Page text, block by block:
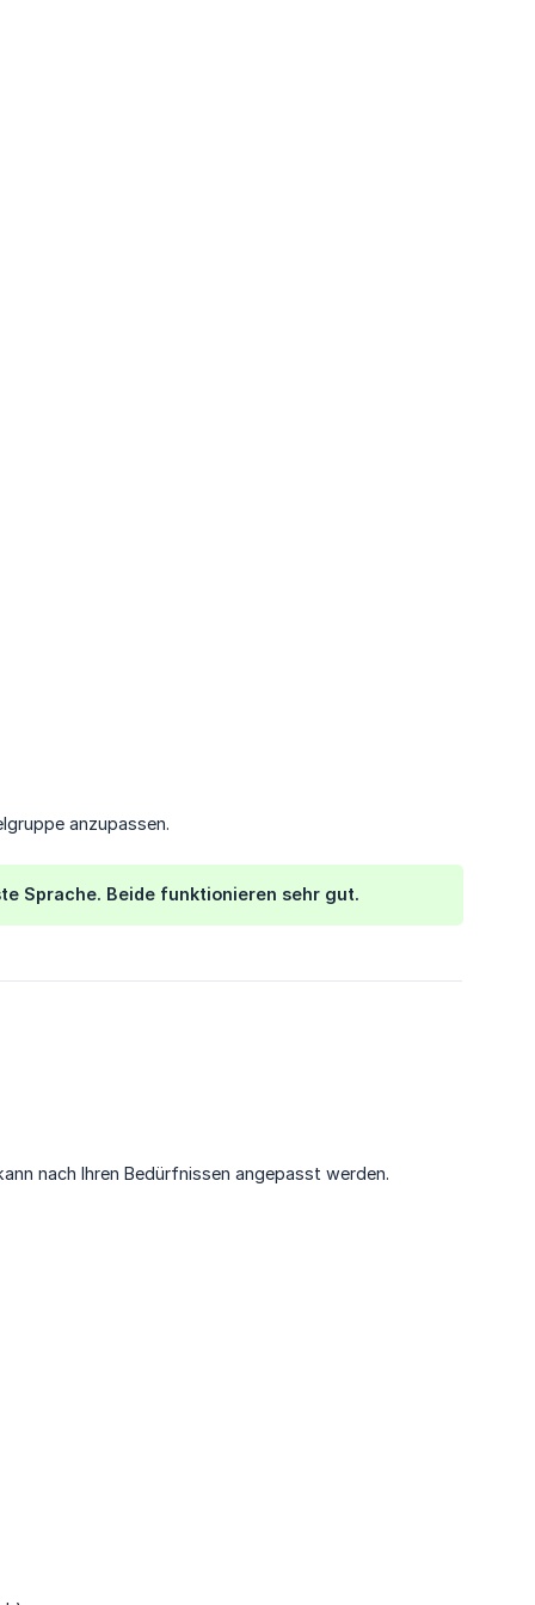
anzupassen.
Sprache. Beide funktionieren sehr gut.
nach Ihren Bedürfnissen angepasst werden.